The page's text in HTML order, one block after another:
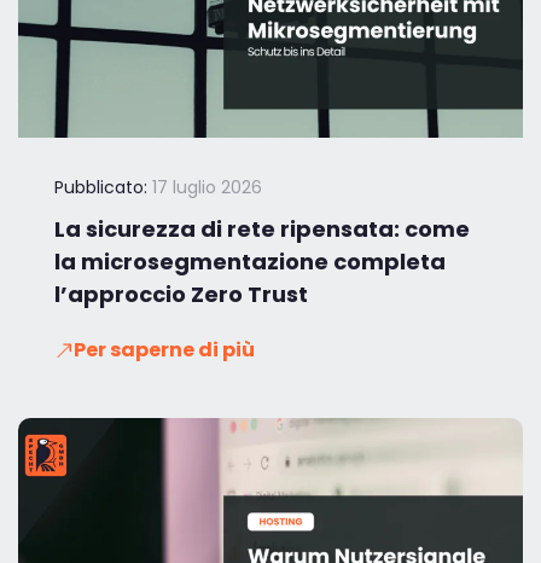
Pubblicato: 17 luglio 2026
La sicurezza di rete ripensata: come
la microsegmentazione completa
l’approccio Zero Trust
Per saperne di più